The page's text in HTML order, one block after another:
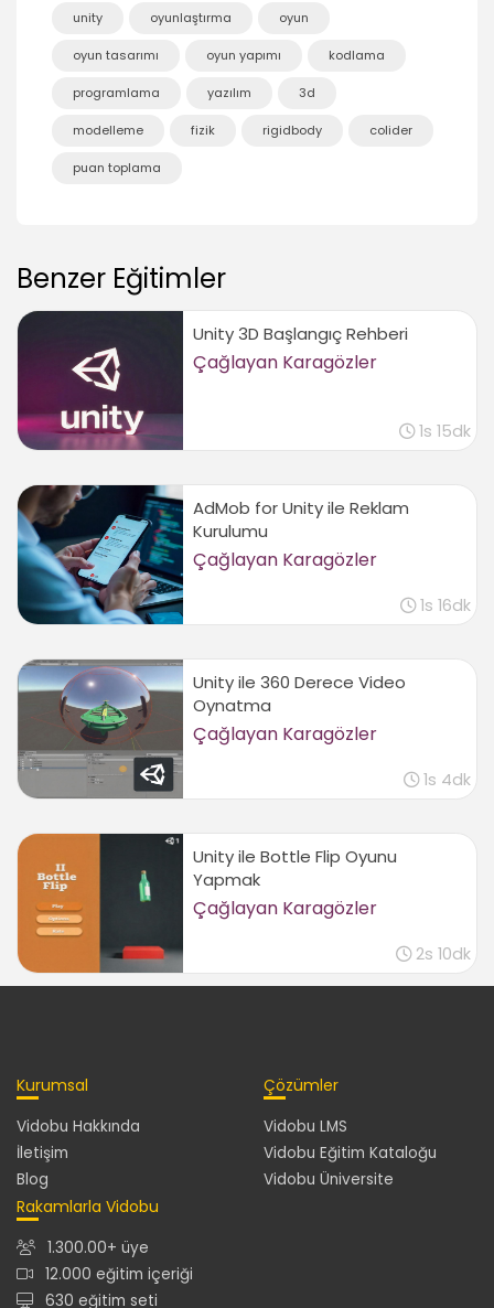
unity oyunlaştırma oyun
oyun tasarımı oyun yapımı kodlama
programlama yazılım 3d
modelleme fizik rigidbody colider
puan toplama
Benzer Eğitimler
Unity 3D Başlangıç Rehberi
Çağlayan Karagözler
1s 15dk
AdMob for Unity ile Reklam
Kurulumu
Çağlayan Karagözler
1s 16dk
Unity ile 360 Derece Video
Oynatma
Çağlayan Karagözler
1s 4dk
Unity ile Bottle Flip Oyunu
Yapmak
Çağlayan Karagözler
2s 10dk
Kurumsal
Vidobu Hakkında
İletişim
Blog
Çözümler
Vidobu LMS
Vidobu Eğitim Kataloğu
Vidobu Üniversite
Rakamlarla Vidobu
1.300.00+ üye
12.000 eğitim içeriği
630 eğitim seti